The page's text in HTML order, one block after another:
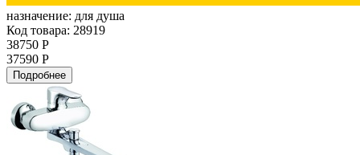
назначение: для душа
Код товара: 28919
38750 Р
37590 Р
Подробнее